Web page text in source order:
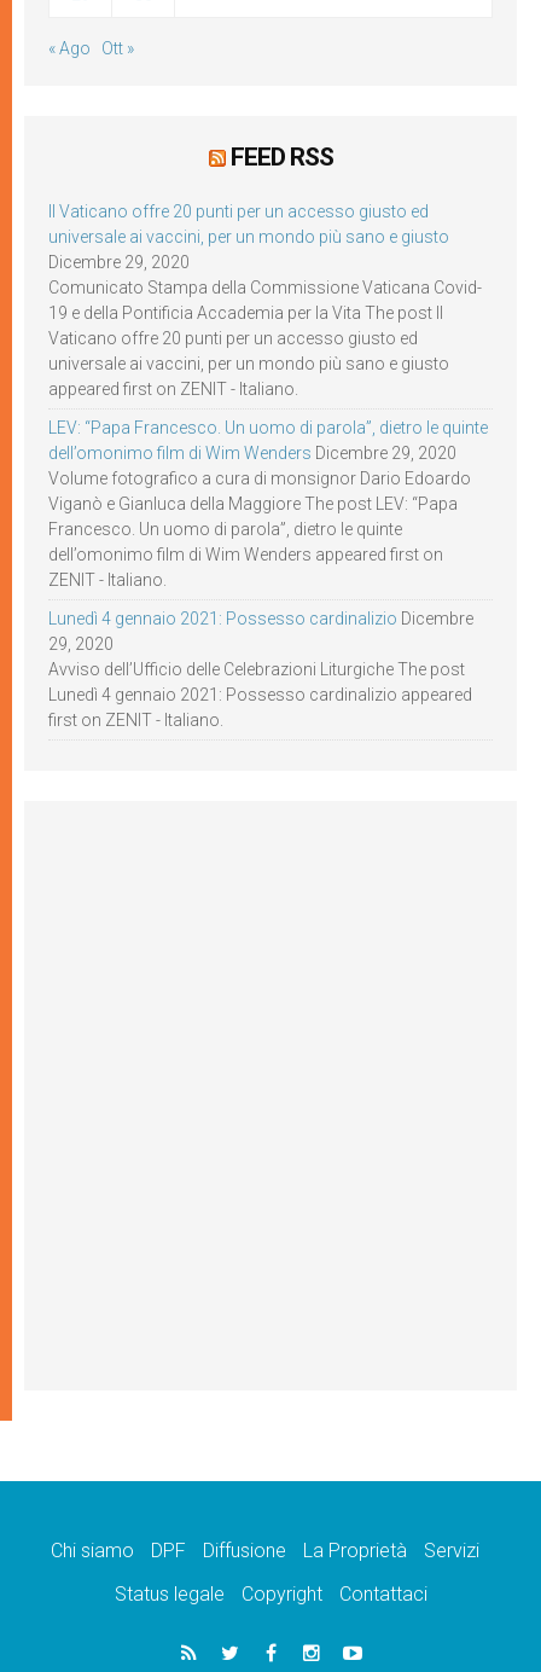
« Ago Ott »
FEED RSS
Il Vaticano offre 20 punti per un accesso giusto ed
universale ai vaccini, per un mondo più sano e giusto
Dicembre 29, 2020
Comunicato Stampa della Commissione Vaticana Covid-
19 e della Pontificia Accademia per la Vita The post Il
Vaticano offre 20 punti per un accesso giusto ed
universale ai vaccini, per un mondo più sano e giusto
appeared first on ZENIT - Italiano.
LEV: “Papa Francesco. Un uomo di parola”, dietro le quinte
dell’omonimo film di Wim Wenders Dicembre 29, 2020
Volume fotografico a cura di monsignor Dario Edoardo
Viganò e Gianluca della Maggiore The post LEV: “Papa
Francesco. Un uomo di parola”, dietro le quinte
dell’omonimo film di Wim Wenders appeared first on
ZENIT - Italiano.
Lunedì 4 gennaio 2021: Possesso cardinalizio Dicembre
29, 2020
Avviso dell’Ufficio delle Celebrazioni Liturgiche The post
Lunedì 4 gennaio 2021: Possesso cardinalizio appeared
first on ZENIT - Italiano.
Chi siamo DPF Diffusione La Proprietà
Servizi
Status legale
Copyright Contattaci